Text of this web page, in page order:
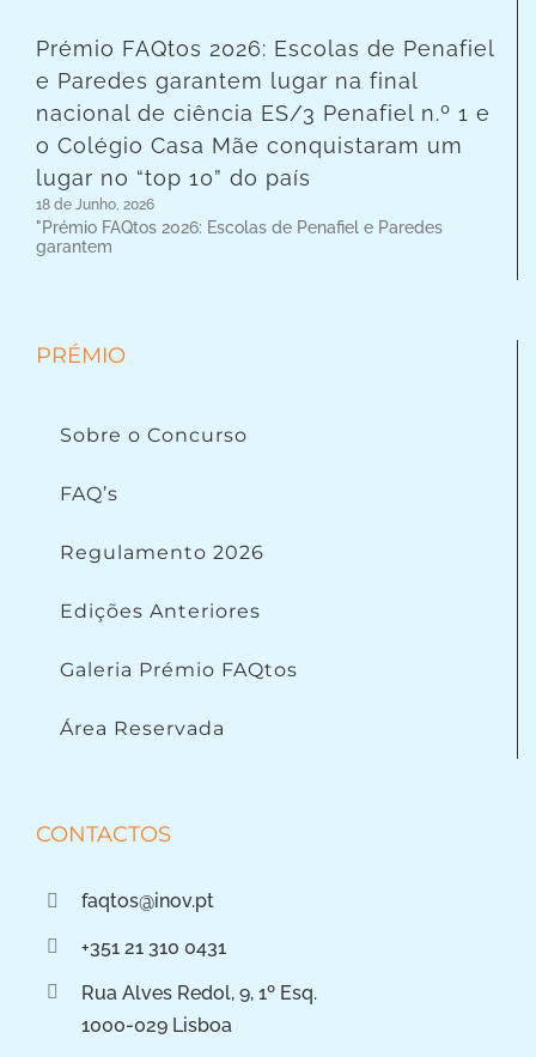
Prémio FAQtos 2026: Escolas de Penafiel
e Paredes garantem lugar na final
nacional de ciência ES/3 Penafiel n.º 1 e
o Colégio Casa Mãe conquistaram um
lugar no “top 10” do país
18 de Junho, 2026
"Prémio FAQtos 2026: Escolas de Penafiel e Paredes
garantem
PRÉMIO
Sobre o Concurso
FAQ’s
Regulamento 2026
Edições Anteriores
Galeria Prémio FAQtos
Área Reservada
CONTACTOS
faqtos@inov.pt
+351 21 310 0431
Rua Alves Redol, 9, 1º Esq.
1000-029 Lisboa